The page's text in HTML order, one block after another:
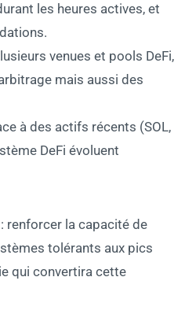
les heures actives, et
venues et pools DeFi,
mais aussi des
à des actifs récents (SOL,
DeFi évoluent
renforcer la capacité de
tolérants aux pics
qui convertira cette